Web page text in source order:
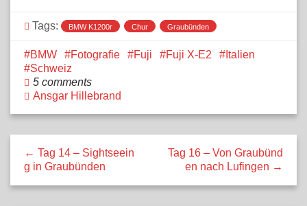
Tags: BMW K1200r Chur Graubünden
BMW Fotografie Fuji Fuji X-E2
Italien
Schweiz
5 comments
Ansgar Hillebrand
← Tag 14 – Sightseein
g in Graubünden
Tag 16 – Von Graubünd
en nach Lufingen →